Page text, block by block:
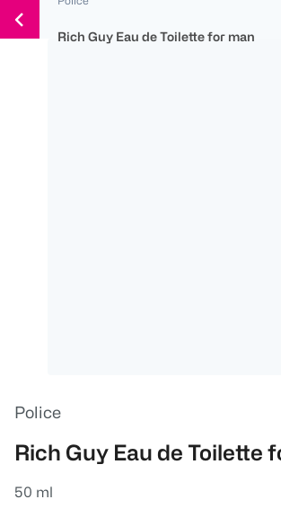
150 Ös
300 Ös
500 Ös
Weiter
zum
Rich Guy Eau de Toilette for man
Police
Rich Guy Eau de Toilette
50 ml